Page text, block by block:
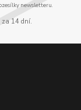
newsletteru.
za 14 dní.